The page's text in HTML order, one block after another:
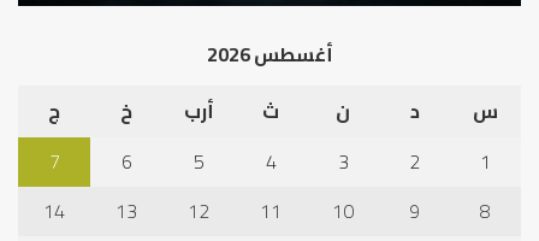
أغسطس 2026
س
د ن ث أرب خ
ج
1
2
3
4
5
6
7
8
9
10
11
12
13
14